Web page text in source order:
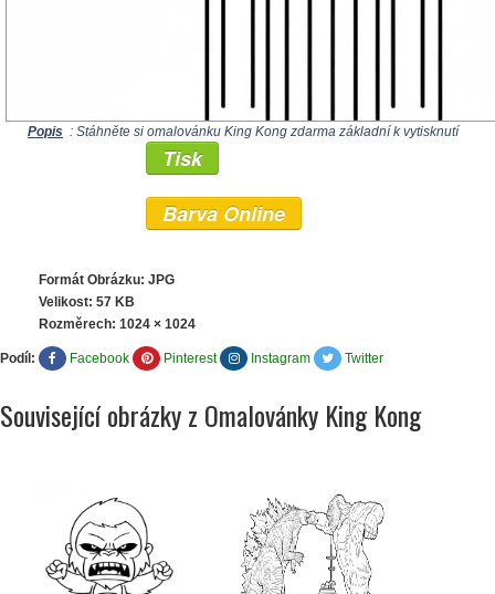
Popis : Stáhněte si omalovánku King Kong zdarma základní k vytisknutí
Tisk
Barva Online
Formát Obrázku: JPG
Velikost: 57 KB
Rozměrech: 1024 × 1024
Podíl: Facebook Pinterest Instagram Twitter
Související obrázky z Omalovánky King Kong